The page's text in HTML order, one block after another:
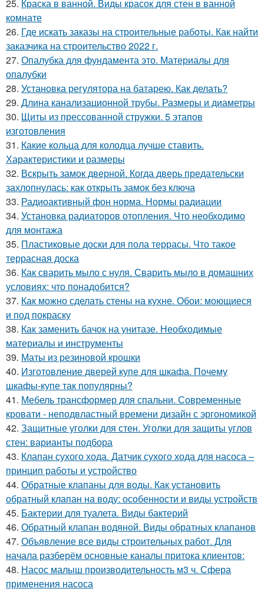
25. Краска в ванной. Виды красок для стен в ванной
комнате
26. Где искать заказы на строительные работы. Как найти
заказчика на строительство 2022 г.
27. Опалубка для фундамента это. Материалы для
опалубки
28. Установка регулятора на батарею. Как делать?
29. Длина канализационной трубы. Размеры и диаметры
30. Щиты из прессованной стружки. 5 этапов
изготовления
31. Какие кольца для колодца лучше ставить.
Характеристики и размеры
32. Вскрыть замок дверной. Когда дверь предательски
захлопнулась: как открыть замок без ключа
33. Радиоактивный фон норма. Нормы радиации
34. Установка радиаторов отопления. Что необходимо
для монтажа
35. Пластиковые доски для пола террасы. Что такое
террасная доска
36. Как сварить мыло с нуля. Сварить мыло в домашних
условиях: что понадобится?
37. Как можно сделать стены на кухне. Обои: моющиеся
и под покраску
38. Как заменить бачок на унитазе. Необходимые
материалы и инструменты
39. Маты из резиновой крошки
40. Изготовление дверей купе для шкафа. Почему
шкафы-купе так популярны?
41. Мебель трансформер для спальни. Современные
кровати - неподвластный времени дизайн с эргономикой
42. Защитные уголки для стен. Уголки для защиты углов
стен: варианты подбора
43. Клапан сухого хода. Датчик сухого хода для насоса –
принцип работы и устройство
44. Обратные клапаны для воды. Как установить
обратный клапан на воду: особенности и виды устройств
45. Бактерии для туалета. Виды бактерий
46. Обратный клапан водяной. Виды обратных клапанов
47. Объявление все виды строительных работ. Для
начала разберём основные каналы притока клиентов:
48. Насос малыш производительность м3 ч. Сфера
применения насоса